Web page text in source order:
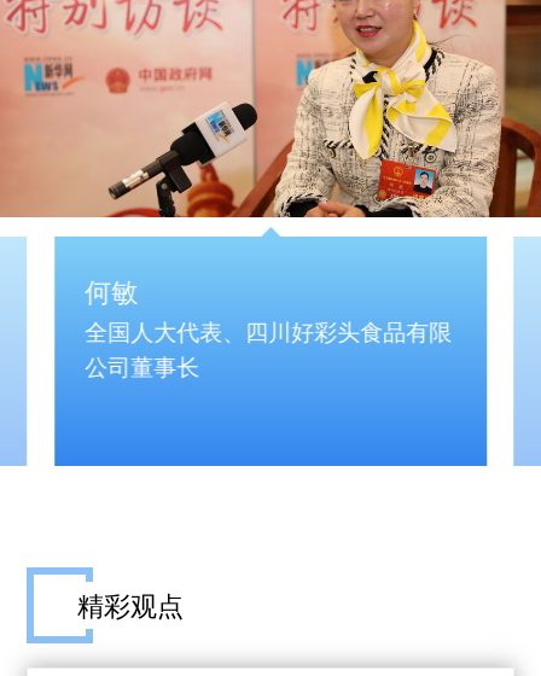
何敏
全国人大代表、四川好彩头食品有限
公司董事长
精彩观点